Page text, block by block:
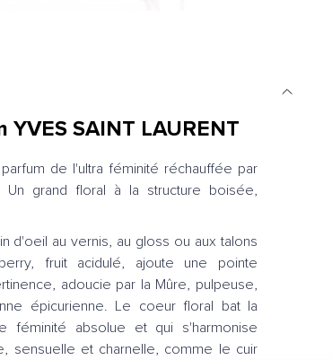
SAINT LAURENT
de l'ultra féminité réchauffée par
grand floral à la structure boisée,
d'oeil au vernis, au gloss ou aux talons
fruit acidulé, ajoute une pointe
adoucie par la Mûre, pulpeuse,
épicurienne. Le coeur floral bat la
féminité absolue et qui s'harmonise
sensuelle et charnelle, comme le cuir